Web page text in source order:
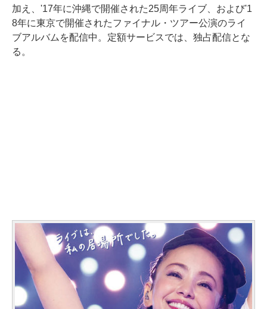
加え、'17年に沖縄で開催された25周年ライブ、および'1
8年に東京で開催されたファイナル・ツアー公演のライ
ブアルバムを配信中。定額サービスでは、独占配信とな
る。